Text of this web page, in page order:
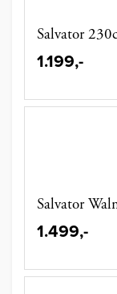
Salvator
1.199,-
Salvator
1.499,-